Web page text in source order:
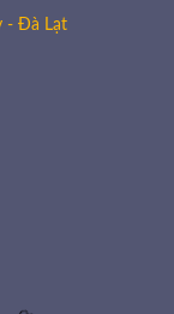
- Đà Lạt